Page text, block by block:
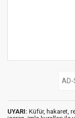
UYARI: Küfür, hakaret,